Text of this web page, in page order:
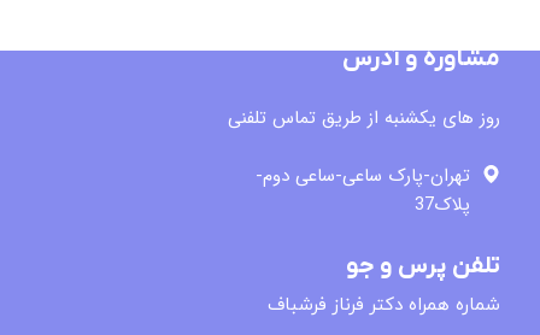
مشاوره و آدرس
روز های یکشنبه از طریق تماس تلفنی
تهران-پارک ساعی-ساعی دوم-
پلاک37
تلفن پرس و جو
​شماره همراه دکتر فرناز فرشباف